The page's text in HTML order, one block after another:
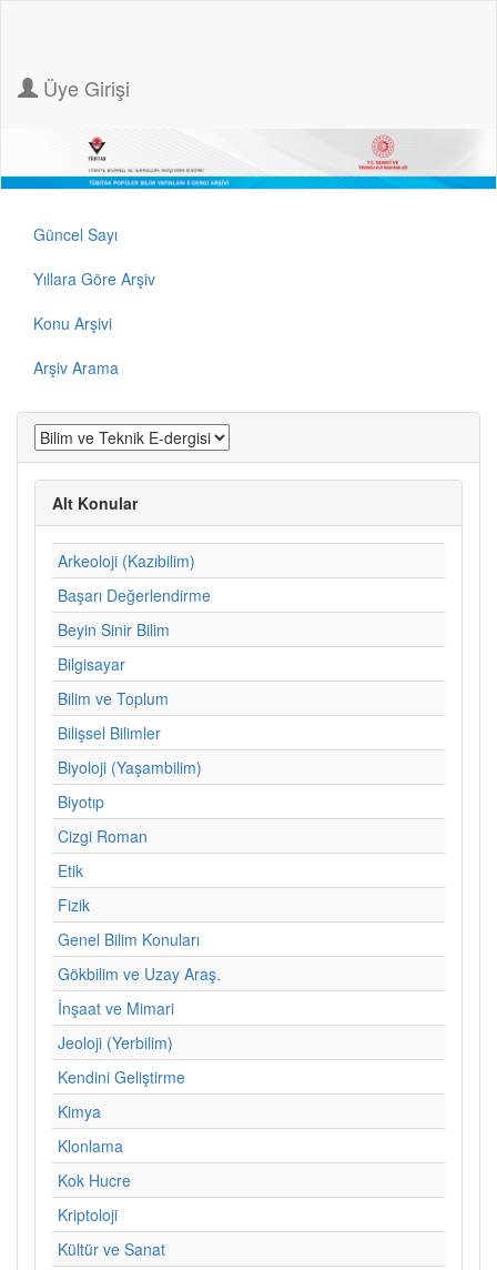
Üye Girişi
Güncel Sayı
Yıllara Göre Arşiv
Konu Arşivi
Arşiv Arama
Alt Konular
Arkeoloji (Kazıbilim)
Başarı Değerlendirme
Beyin Sinir Bilim
Bilgisayar
Bilim ve Toplum
Bilişsel Bilimler
Biyoloji (Yaşambilim)
Biyotıp
Cizgi Roman
Etik
Fizik
Genel Bilim Konuları
Gökbilim ve Uzay Araş.
İnşaat ve Mimari
Jeoloji (Yerbilim)
Kendini Geliştirme
Kimya
Klonlama
Kok Hucre
Kriptoloji
Kültür ve Sanat